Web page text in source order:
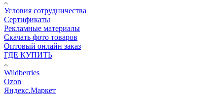
Условия сотрудничества
Сертификаты
Рекламные материалы
Скачать фото товаров
Оптовый онлайн заказ
ГДЕ КУПИТЬ
Wildberries
Ozon
Яндекс.Маркет